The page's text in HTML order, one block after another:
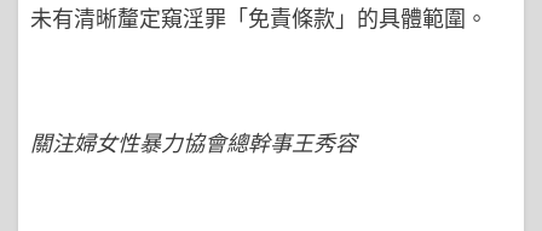
未有清晰釐定窺淫罪「免責條款」的具體範圍。
關注婦女性暴力協會總幹事王秀容